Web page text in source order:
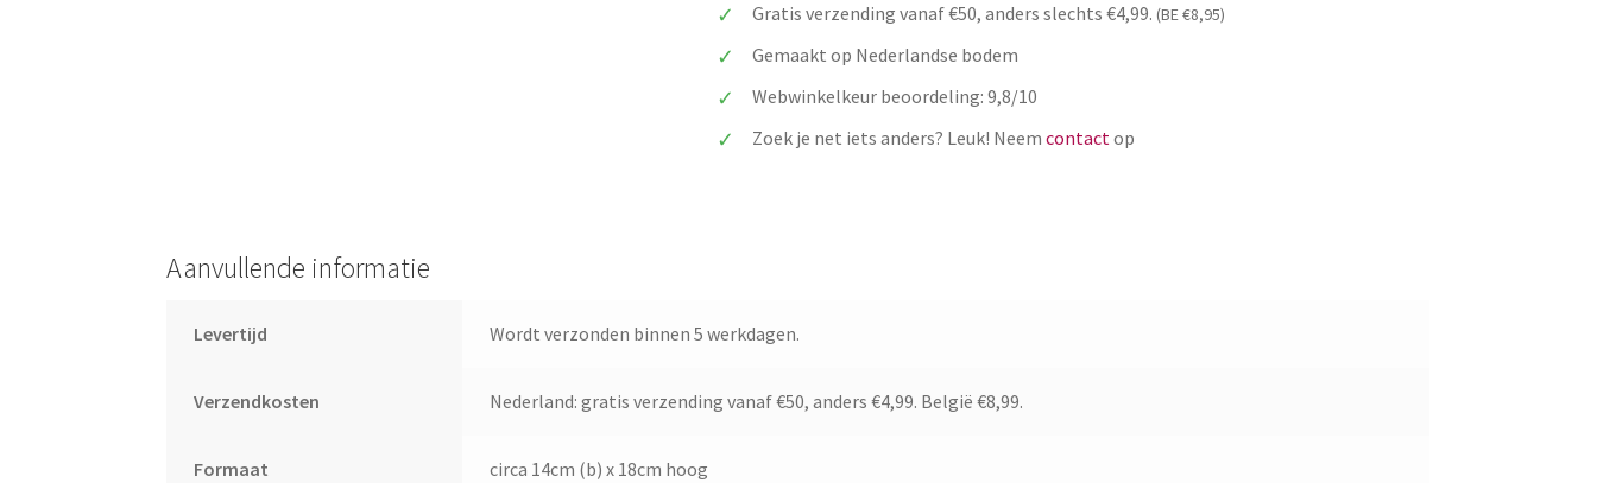
met
naam
aantal
Gratis verzending vanaf €50, anders slechts €4,99. (BE €8,95)
Gemaakt op Nederlandse bodem
Webwinkelkeur beoordeling: 9,8/10
Zoek je net iets anders? Leuk! Neem contactop
Aanvullende informatie
Levertijd Wordt verzonden binnen 5 werkdagen.
Verzendkosten Nederland: gratis verzending vanaf €50, anders €4,99. België €8,99.
Formaat circa 14cm (b) x 18cm hoog